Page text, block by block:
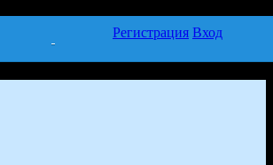
Регистрация Вход